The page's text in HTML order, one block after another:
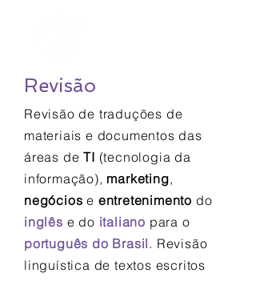
Revisão
Revisão de traduções de
materiais e documentos das
áreas deTI (tecnologia da
informação), marketing,
negócios e entretenimento do
inglês e do italiano para o
português do Brasil. Revisão
linguística de textos escritos